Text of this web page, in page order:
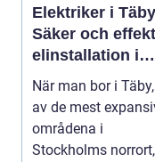
Elektriker i
Säker och
elinstallation i
norrort
När man bor i
av de mest
områdena i
Stockholms